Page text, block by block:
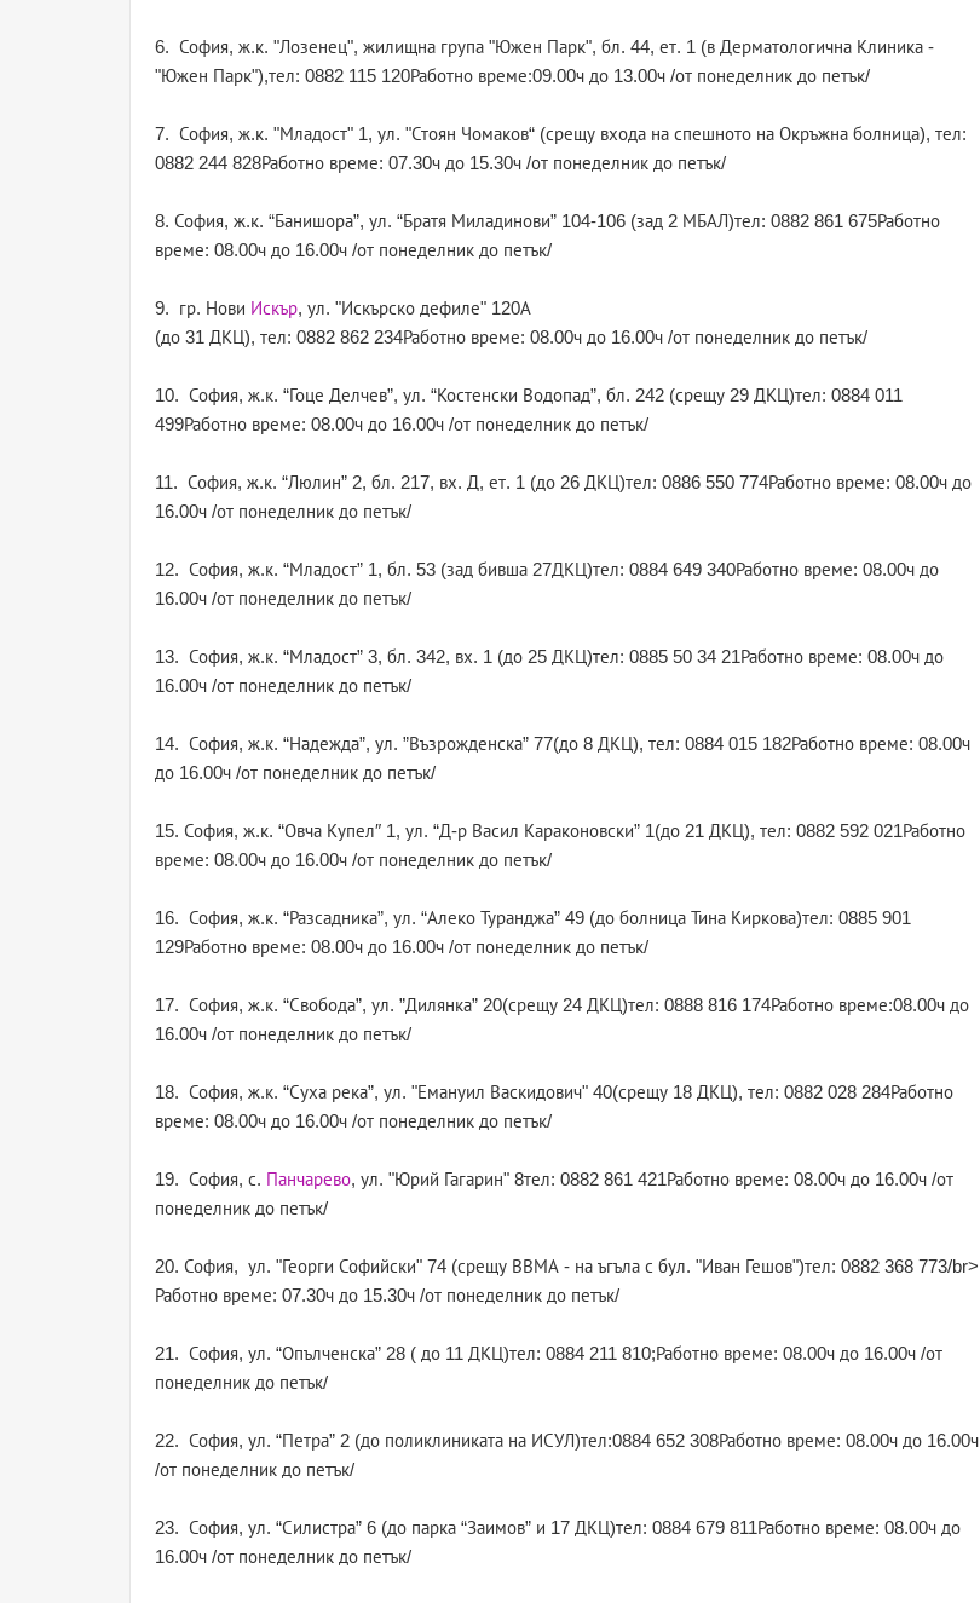
6. София, ж.к. "Лозенец", жилищна група "Южен Парк", бл. 44, ет. 1 (в Дерматологична Клиника -
"Южен Парк"),тел: 0882 115 120Работно време:09.00ч до 13.00ч /от понеделник до петък/
7. София, ж.к. "Младост" 1, ул. "Стоян Чомаков“ (срещу входа на спешното на Окръжна болница), тел:
0882 244 828Работно време: 07.30ч до 15.30ч /от понеделник до петък/
8. София, ж.к. “Банишора”, ул. “Братя Миладинови” 104-106 (зад 2 МБАЛ)тел: 0882 861 675Работно
време: 08.00ч до 16.00ч /от понеделник до петък/
9. гр. Нови Искър, ул. "Искърско дефиле" 120А
(до 31 ДКЦ), тел: 0882 862 234Работно време: 08.00ч до 16.00ч /от понеделник до петък/
10. София, ж.к. “Гоце Делчев”, ул. “Костенски Водопад”, бл. 242 (срещу 29 ДКЦ)тел: 0884 011
499Работно време: 08.00ч до 16.00ч /от понеделник до петък/
11. София, ж.к. “Люлин” 2, бл. 217, вх. Д, ет. 1 (до 26 ДКЦ)тел: 0886 550 774Работно време: 08.00ч до
16.00ч /от понеделник до петък/
12. София, ж.к. “Младост” 1, бл. 53 (зад бивша 27ДКЦ)тел: 0884 649 340Работно време: 08.00ч до
16.00ч /от понеделник до петък/
13. София, ж.к. “Младост” 3, бл. 342, вх. 1 (до 25 ДКЦ)тел: 0885 50 34 21Работно време: 08.00ч до
16.00ч /от понеделник до петък/
14. София, ж.к. “Надежда”, ул. ”Възрожденска” 77(до 8 ДКЦ), тел: 0884 015 182Работно време: 08.00ч
до 16.00ч /от понеделник до петък/
15. София, ж.к. “Овча Купел″ 1, ул. “Д-р Васил Караконовски” 1(до 21 ДКЦ), тел: 0882 592 021Работно
време: 08.00ч до 16.00ч /от понеделник до петък/
16. София, ж.к. “Разсадника”, ул. “Алеко Туранджа” 49 (до болница Тина Киркова)тел: 0885 901
129Работно време: 08.00ч до 16.00ч /от понеделник до петък/
17. София, ж.к. “Свобода”, ул. ”Дилянка” 20(срещу 24 ДКЦ)тел: 0888 816 174Работно време:08.00ч до
16.00ч /от понеделник до петък/
18. София, ж.к. “Суха река”, ул. "Емануил Васкидович" 40(срещу 18 ДКЦ), тел: 0882 028 284Работно
време: 08.00ч до 16.00ч /от понеделник до петък/
19. София, с. Панчарево, ул. "Юрий Гагарин" 8тел: 0882 861 421Работно време: 08.00ч до 16.00ч /от
понеделник до петък/
20. София, ул. "Георги Софийски" 74 (срещу ВВМА - на ъгъла с бул. "Иван Гешов")тел: 0882 368 773/br>
Работно време: 07.30ч до 15.30ч /от понеделник до петък/
21. София, ул. “Опълченска” 28 ( до 11 ДКЦ)тел: 0884 211 810;Работно време: 08.00ч до 16.00ч /от
понеделник до петък/
22. София, ул. “Петра” 2 (до поликлиниката на ИСУЛ)тел:0884 652 308Работно време: 08.00ч до 16.00ч
/от понеделник до петък/
23. София, ул. “Силистра” 6 (до парка “Заимов” и 17 ДКЦ)тел: 0884 679 811Работно време: 08.00ч до
16.00ч /от понеделник до петък/